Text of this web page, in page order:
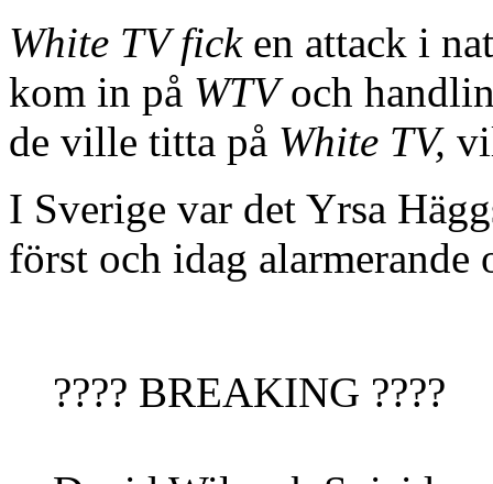
White TV ficken attack i
kom in på WTVoch
de ville titta på White TV,
I Sverige var det Yrsa
först och idag
???? BREAKING ????